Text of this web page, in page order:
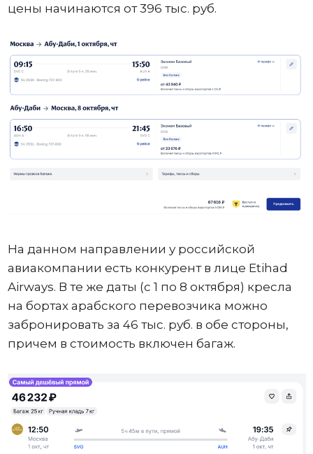
цены начинаются от 396 тыс. руб.
На данном направлении у российской
авиакомпании есть конкурент в лице Etihad
Airways. В те же даты (с 1 по 8 октября) кресла
на бортах арабского перевозчика можно
забронировать за 46 тыс. руб. в обе стороны,
причем в стоимость включен багаж.